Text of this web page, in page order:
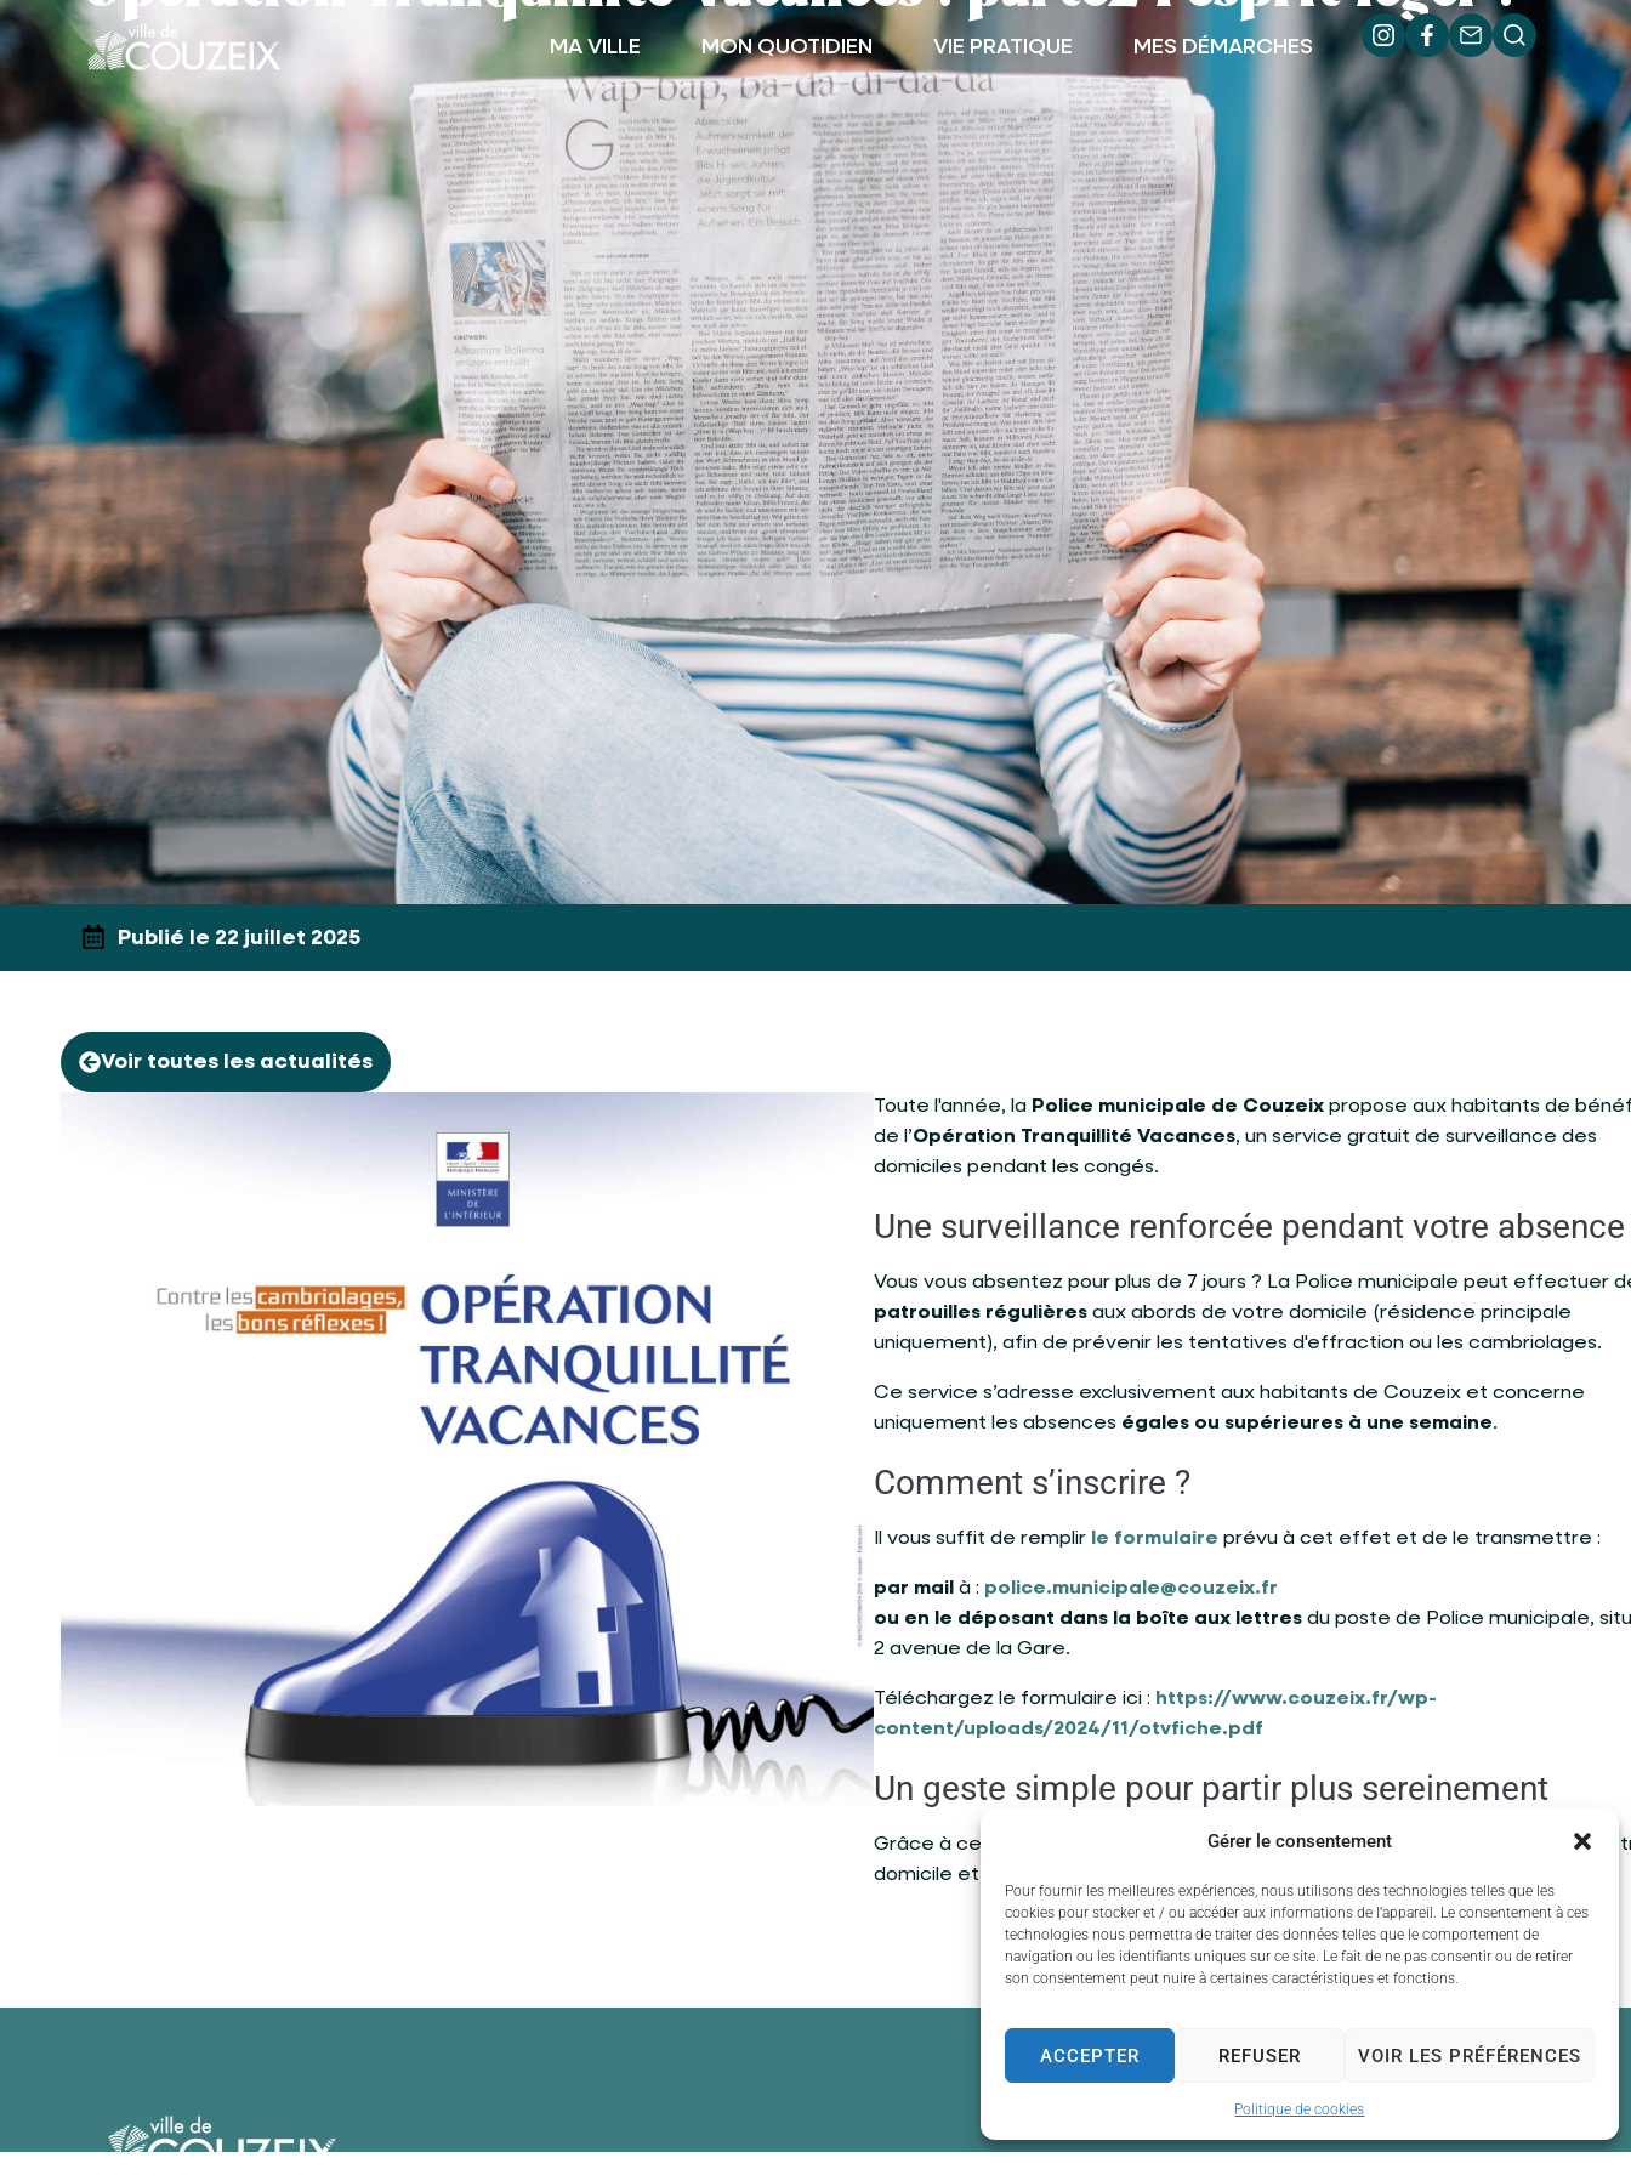
Gérer le consentement
Pour fournir les meilleures expériences, nous utilisons des technologies telles que les
cookies pour stocker et / ou accéder aux informations de l’appareil. Le consentement à ces
technologies nous permettra de traiter des données telles que le comportement de
navigation ou les identifiants uniques sur ce site. Le fait de ne pas consentir ou de retirer
son consentement peut nuire à certaines caractéristiques et fonctions.
ACCEPTER REFUSER VOIR LES PRÉFÉRENCES
Politique de cookies
principal
MA VILLE MON QUOTIDIEN VIE PRATIQUE MES DÉMARCHES
Publié le 22 juillet 2025
Voir toutes les actualités
Toute l'année, la Police municipale de Couzeix propose aux habitants de
de l’Opération Tranquillité Vacances, un service gratuit de surveillance des
domiciles pendant les congés.
Une surveillance renforcée pendant votre absence
Vous vous absentez pour plus de 7 jours ? La Police municipale peut effectuer
patrouilles régulières aux abords de votre domicile (résidence principale
uniquement), afin de prévenir les tentatives d'effraction ou les cambriolages.
Ce service s’adresse exclusivement aux habitants de Couzeix et concerne
uniquement les absences égales ou supérieures à une semaine.
Comment s’inscrire ?
Il vous suffit de remplir le formulaire prévu à cet effet et de le transmettre :
par mail à : police.municipale@couzeix.fr
ou en le déposant dans la boîte aux lettres du poste de Police municipale,
2 avenue de la Gare.
Téléchargez le formulaire ici : https://www.couzeix.fr/wp-
content/uploads/2024/11/otvfiche.pdf
Un geste simple pour partir plus sereinement
Grâce à ce dispositif, vous bénéficiez d’uneprésence dissuasive
autour de
domicile et vous partez plus sereinement en vacances.